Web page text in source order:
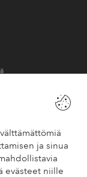
ja sinua
evästeet niille
usein
miten voit ottaa